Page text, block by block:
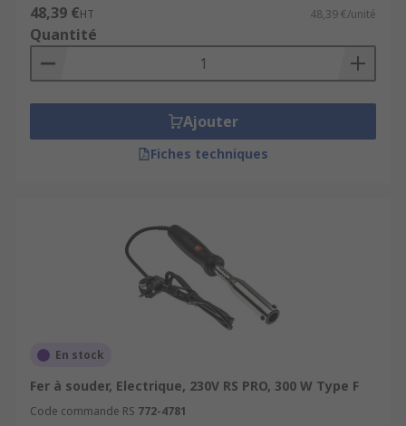
48,39 €HT 48,39 €/unité
Quantité
Ajouter
Fiches techniques
En stock
Fer à souder, Electrique, 230V RS PRO, 300 W Type F
Code commande RS 772-4781